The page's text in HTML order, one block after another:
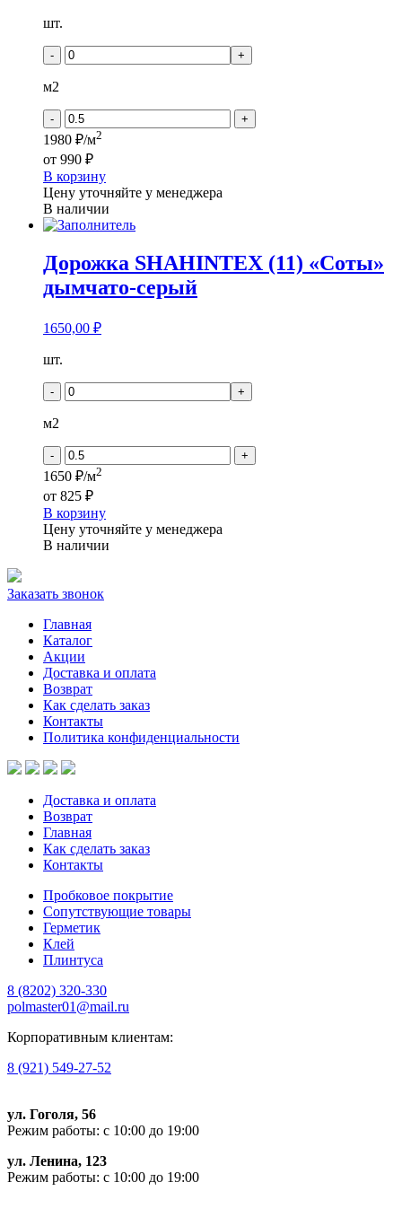
Количество
Дорожка
(21)
СЕРО-
ГОЛУБОЙ
шт.
- +
м2
- +
1980 ₽/м2
от 990 ₽
В корзину
Цену уточняйте у менеджера
В наличии
Дорожка SHAHINTEX (11) «Соты»
дымчато-серый
1650,00 ₽
Количество
Дорожка
(11)
дымчато-
серый
шт.
- +
м2
- +
1650 ₽/м2
от 825 ₽
В корзину
Цену уточняйте у менеджера
В наличии
Заказать звонок
Главная
Каталог
Акции
Доставка и оплата
Возврат
Как сделать заказ
Контакты
Политика конфиденциальности
Доставка и оплата
Возврат
Главная
Как сделать заказ
Контакты
Пробковое покрытие
Сопутствующие товары
Герметик
Клей
Плинтуса
8 (8202) 320-330
polmaster01@mail.ru
Корпоративным клиентам:
8 (921) 549-27-52
ул. Гоголя, 56
Режим работы: с 10:00 до 19:00
ул. Ленина, 123
Режим работы: с 10:00 до 19:00